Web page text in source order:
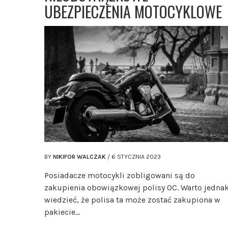
UBEZPIECZENIA MOTOCYKLOWE
BY NIKIFOR WALCZAK / 6 STYCZNIA 2023
Posiadacze motocykli zobligowani są do
zakupienia obowiązkowej polisy OC. Warto
wiedzieć, że polisa ta może zostać zakupiona w
pakiecie…